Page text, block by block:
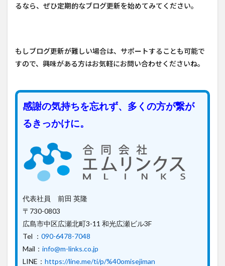
るなら、ぜひ定期的なブログ更新を始めてみてください。
もしブログ更新が難しい場合は、サポートすることも可能で
すので、興味がある方はお気軽にお問い合わせくださいね。
感謝の気持ちを忘れず、多くの方が繋が
るきっかけに。
代表社員 前田 英隆
〒730-0803
広島市中区広瀬北町3-11 和光広瀬ビル3F
Tel ： 090-6478-7048
Mail： info@m-links.co.jp
LINE： https://line.me/ti/p/%40omisejiman